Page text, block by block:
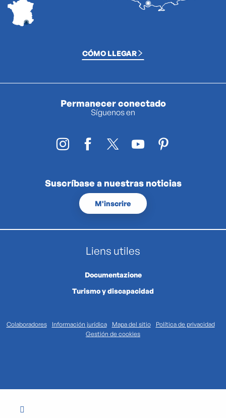
CÓMO LLEGAR
Permanecer conectado
Síguenos en
Suscríbase a nuestras noticias
M'inscrire
Liens utiles
Documentazione
Turismo y discapacidad
Colaboradores Información jurídica Mapa del sitio
Política de privacidad
Gestión de cookies